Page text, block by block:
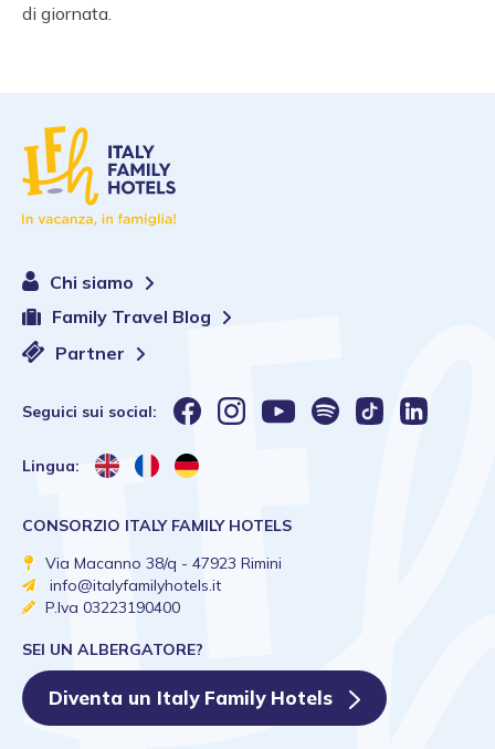
di giornata.
Chi siamo
Family Travel Blog
Partner
Seguici sui social:
Lingua:
CONSORZIO ITALY FAMILY HOTELS
Via Macanno 38/q - 47923 Rimini
info@italyfamilyhotels.it
P.Iva 03223190400
SEI UN ALBERGATORE?
Diventa un Italy Family Hotels